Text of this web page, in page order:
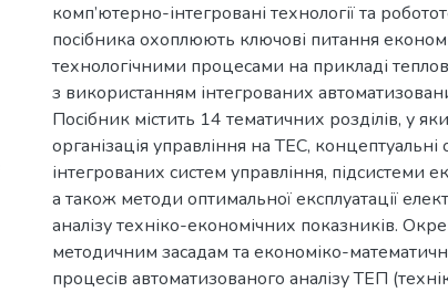
комп’ютерно-інтегровані технології та
посібника охоплюють ключові питання
технологічними процесами на прикладі
з використанням інтегрованих
Посібник містить 14 тематичних розділів, у
організація управління на ТЕС,
інтегрованих систем управління, підсистеми
а також методи оптимальної експлуатації
аналізу техніко-економічних показників.
методичним засадам та економіко-
процесів автоматизованого аналізу ТЕП